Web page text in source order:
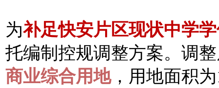
为补足快安片区现状中学
托编制控规调整方案。调
商业综合用地，用地面积